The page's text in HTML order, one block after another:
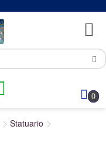
0
Statuario